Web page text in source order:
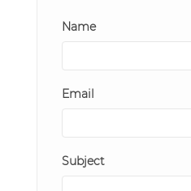
Name
Email
Subject